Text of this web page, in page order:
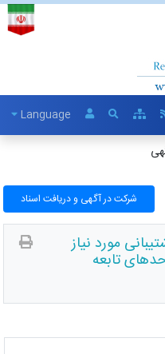
Language
شرکت در آگهی و دریافت اسناد
مورد نیاز
تابعه